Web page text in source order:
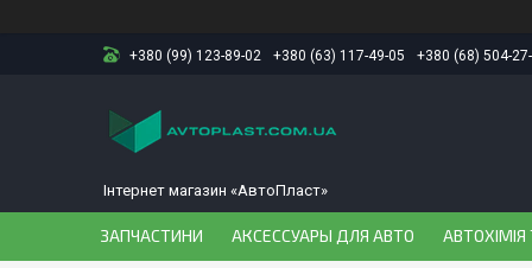
+380 (99) 123-89-02 +380 (63) 117-49-05 +380 (68) 504-
Інтернет магазин «АвтоПласт»
ЗАПЧАСТИНИ АКСЕССУАРЫ ДЛЯ АВТО АВТОХІМІЯ